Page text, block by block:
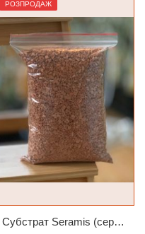
РОЗПРОДАЖ
Субстрат Seramis (серамис) універсальний - гранульована глина стандартного разміра для всіх рослин 1 л